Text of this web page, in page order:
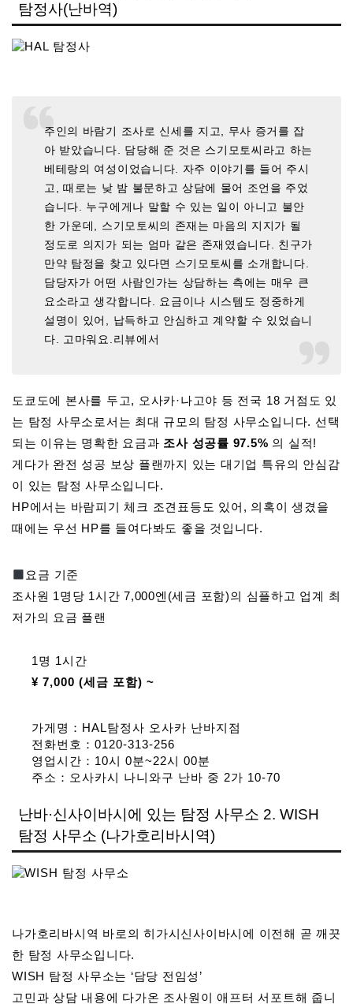
탐정사(난바역)
주인의 바람기 조사로 신세를 지고, 무사 증거를 잡
아 받았습니다. 담당해 준 것은 스기모토씨라고 하는
베테랑의 여성이었습니다. 자주 이야기를 들어 주시
고, 때로는 낮 밤 불문하고 상담에 물어 조언을 주었
습니다. 누구에게나 말할 수 있는 일이 아니고 불안
한 가운데, 스기모토씨의 존재는 마음의 지지가 될
정도로 의지가 되는 엄마 같은 존재였습니다. 친구가
만약 탐정을 찾고 있다면 스기모토씨를 소개합니다.
담당자가 어떤 사람인가는 상담하는 측에는 매우 큰
요소라고 생각합니다. 요금이나 시스템도 정중하게
설명이 있어, 납득하고 안심하고 계약할 수 있었습니
다. 고마워요.리뷰에서
도쿄도에 본사를 두고, 오사카·나고야 등 전국 18 거점도 있
는 탐정 사무소로서는 최대 규모의 탐정 사무소입니다. 선택
되는 이유는 명확한 요금과 조사 성공률 97.5% 의 실적!
게다가 완전 성공 보상 플랜까지 있는 대기업 특유의 안심감
이 있는 탐정 사무소입니다.
HP에서는 바람피기 체크 조견표등도 있어, 의혹이 생겼을
때에는 우선 HP를 들여다봐도 좋을 것입니다.
요금 기준
조사원 1명당 1시간 7,000엔(세금 포함)의 심플하고 업계 최
저가의 요금 플랜
1명 1시간
¥ 7,000 (세금 포함) ~
가게명：HAL탐정사 오사카 난바지점
전화번호：0120-313-256
영업시간：10시 0분~22시 00분
주소：오사카시 나니와구 난바 중 2가 10-70
난바·신사이바시에 있는 탐정 사무소 2. WISH
탐정 사무소 (나가호리바시역)
나가호리바시역 바로의 히가시신사이바시에 이전해 곧 깨끗
한 탐정 사무소입니다.
WISH 탐정 사무소는 ‘담당 전임성’
고민과 상담 내용에 다가온 조사원이 애프터 서포트해 줍니